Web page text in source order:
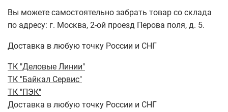
Вы можете самостоятельно забрать товар со склада
по адресу: г. Москва, 2-ой проезд Перова поля, д. 5.
Доставка в любую точку России и СНГ
ТК "Деловые Линии"
ТК "Байкал Сервис"
ТК "ПЭК"
Доставка в любую точку России и СНГ